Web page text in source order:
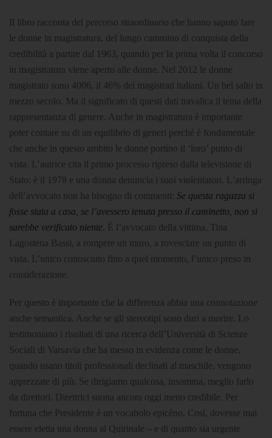
Il libro racconta del percorso straordinario che hanno saputo fare
le donne in magistratura, del lungo cammino di conquista della
credibilità a partire dal 1963, quando per la prima volta il concorso
in magistratura viene aperto alle donne. Nel 2012 le donne
magistrato sono 4006, il 46% dei magistrati italiani. Un bel salto in
mezzo secolo. Ma il significato di questi dati travalica il tema della
rappresentanza di genere. Anche in magistratura è importante
poter contare su di un equilibrio di generi perché è fondamentale
che anche in questo ambito le donne portino il ‘loro’ punto di
vista. L’autrice cita il primo processo ripreso dalla televisione di
Stato: è il 1978 e una donna denuncia i suoi violentatori. L’arringa
dell’avvocato non ha bisogno di commenti: Se questa ragazza si
fosse stata a casa, se l’avessero tenuta presso il caminetto, non si
sarebbe verificato niente . È l’avvocato della vittima, Tina
Lagostena Bassi, a rompere un muro, a rovesciare un punto di
vista. L’unico conosciuto fino a quel momento, l’unico preso in
considerazione.
Per questo è importante che la differenza abbia una connotazione
anche semantica. Anche se gli stereotipi sono duri a morire. Lo
testimoniano i risultati di una ricerca dell’Università di Scienze
Sociali di Varsavia che ha messo in evidenza come le donne,
quando usano titoli professionali declinati al maschile, vengono
apprezzate di più. Se dirigiamo qualcosa, insomma, meglio farlo
da direttori. Direttrici suona ancora oggi meno credibile. Per
fortuna che Presidente è un vocabolo epicèno. Così, dovesse mai
essere eletta una donna al Quirinale – e di quanto sia urgente